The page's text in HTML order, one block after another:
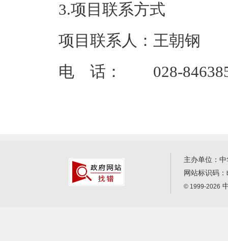
3.项目联系方式
项目联系人：王朝钢
电 话： 028-
主办单位：
网站标识码：
© 1999-2026